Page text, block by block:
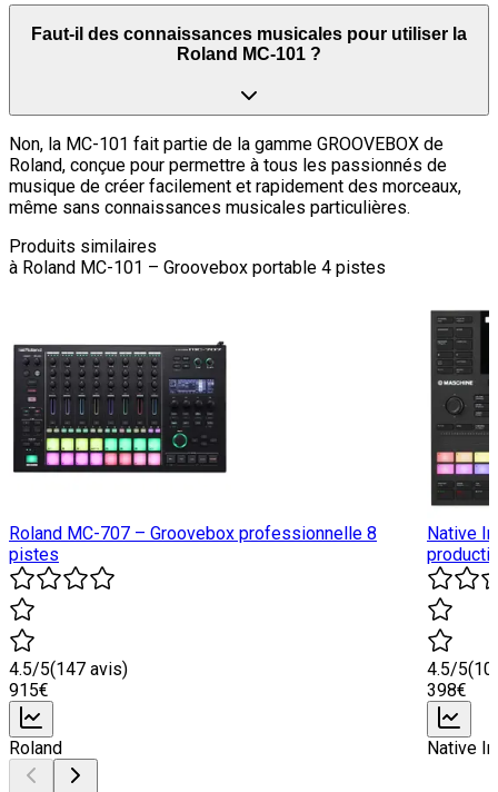
Faut-il des connaissances musicales pour utiliser la
Roland MC-101 ?
Non, la MC-101 fait partie de la gamme GROOVEBOX de
Roland, conçue pour permettre à tous les passionnés de
musique de créer facilement et rapidement des morceaux,
même sans connaissances musicales particulières.
Produits similaires
à Roland MC-101 – Groovebox portable 4 pistes
Roland MC-707 – Groovebox professionnelle 8
pistes
4.5/5(147 avis)
915€
Roland
Native
4.5/5(
398€
Native